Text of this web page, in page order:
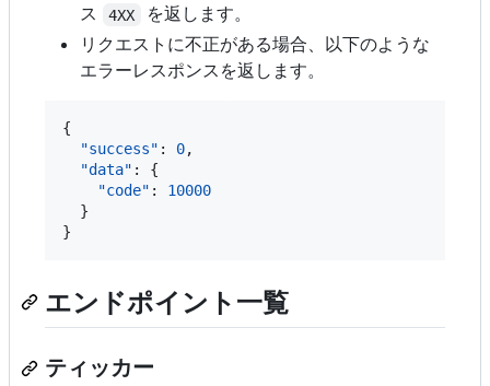
ス
4XX
を返します。
リクエストに不正がある場合、以下のような
エラーレスポンスを返します。
{
"success" : 0,
"data" : {
"code" : 10000
  }
}
エンドポイント一覧
ティッカー